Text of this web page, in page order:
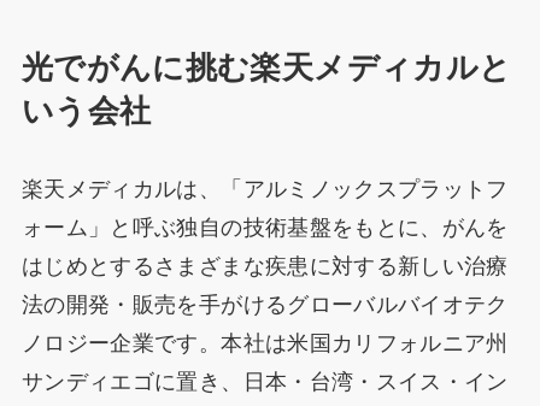
光でがんに挑む楽天メディカルと
いう会社
楽天メディカルは、「アルミノックスプラットフ
ォーム」と呼ぶ独自の技術基盤をもとに、がんを
はじめとするさまざまな疾患に対する新しい治療
法の開発・販売を手がけるグローバルバイオテク
ノロジー企業です。本社は米国カリフォルニア州
サンディエゴに置き、日本・台湾・スイス・イン